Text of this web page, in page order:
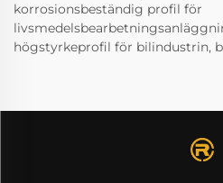
korrosionsbeständig profil för
högstyrkeprofil för bilindustrin,